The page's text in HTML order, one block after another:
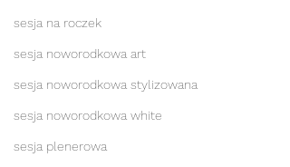
sesja na roczek
sesja noworodkowa art
sesja noworodkowa stylizowana
sesja noworodkowa white
sesja plenerowa